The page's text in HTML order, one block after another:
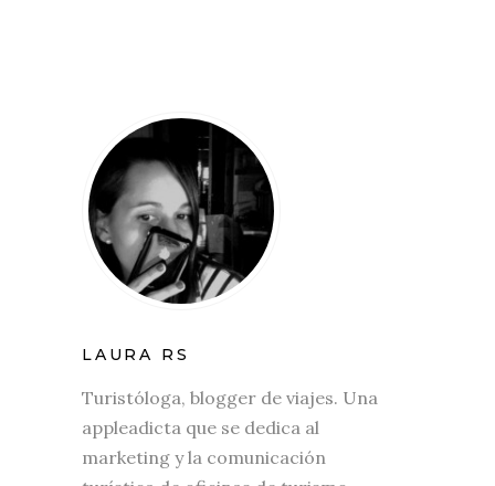
LAURA RS
Turistóloga, blogger de viajes. Una
appleadicta que se dedica al
marketing y la comunicación